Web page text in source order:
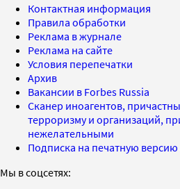
Контактная информация
Правила обработки
Реклама в журнале
Реклама на сайте
Условия перепечатки
Архив
Вакансии в Forbes Russia
Сканер иноагентов,
терроризму и организаций,
нежелательными
Подписка на печатную
Мы в соцсетях: